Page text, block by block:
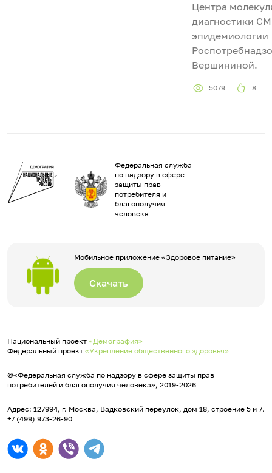
Центра
диагностики
эпидемиологии
Вершининой.
5079 8
Федеральная служба
по надзору в сфере
защиты прав
потребителя и
благополучия
человека
Мобильное приложение «Здоровое питание»
Скачать
Национальный проект «Демография»
Федеральный проект «Укрепление общественного здоровья»
©«Федеральная служба по надзору в сфере защиты прав
потребителей и благополучия человека», 2019-2026
Адрес: 127994, г. Москва, Вадковский переулок, дом 18, строение 5 и 7.
+7 (499) 973-26-90